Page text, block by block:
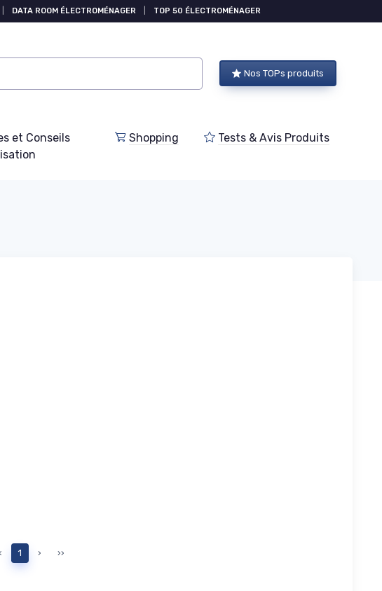
DATA ROOM ÉLECTROMÉNAGER TOP 50 ÉLECTROMÉNAGER
Nos TOPs produits
et Conseils
Shopping Tests & Avis Produits
1 › ››